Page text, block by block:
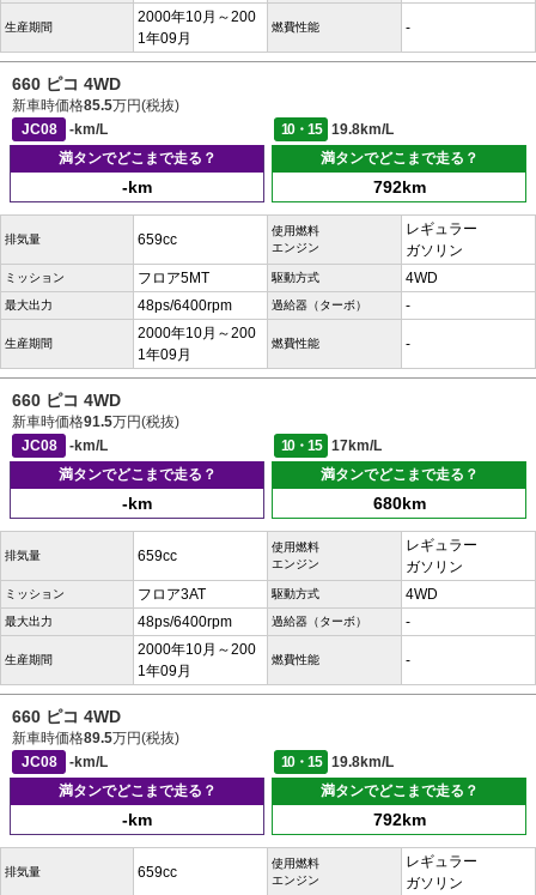
生産期間
2000年10月～200
1年09月
燃費性能 -
660 ピコ 4WD
新車時価格85.5万円(税抜)
JC08
-km/L 10・15
19.8km/L
満タンでどこまで走る？
-km
満タンでどこまで走る？
792km
排気量 659cc
使用燃料
エンジン
レギュラー
ガソリン
ミッション フロア5MT 駆動方式 4WD
最大出力 48ps/6400rpm 過給器（ターボ） -
生産期間
2000年10月～200
1年09月
燃費性能 -
660 ピコ 4WD
新車時価格91.5万円(税抜)
JC08
-km/L 10・15
17km/L
満タンでどこまで走る？
-km
満タンでどこまで走る？
680km
排気量 659cc
使用燃料
エンジン
レギュラー
ガソリン
ミッション フロア3AT 駆動方式 4WD
最大出力 48ps/6400rpm 過給器（ターボ） -
生産期間
2000年10月～200
1年09月
燃費性能 -
660 ピコ 4WD
新車時価格89.5万円(税抜)
JC08
-km/L 10・15
19.8km/L
満タンでどこまで走る？
-km
満タンでどこまで走る？
792km
排気量 659cc
使用燃料
エンジン
レギュラー
ガソリン